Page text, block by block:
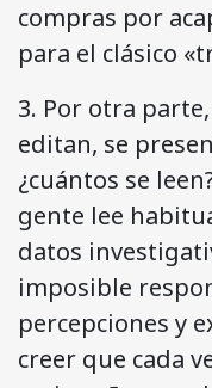
compras por
para el clásico
3. Por otra
editan, se
¿cuántos se
gente lee
datos
imposible
percepciones y
creer que cada